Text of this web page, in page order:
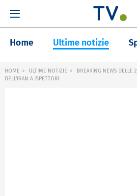
Home Ultime notizie
HOME ULTIME NOTIZIE
BREAKING NEWS DELLE
DELL'IRAN A ISPETTORI